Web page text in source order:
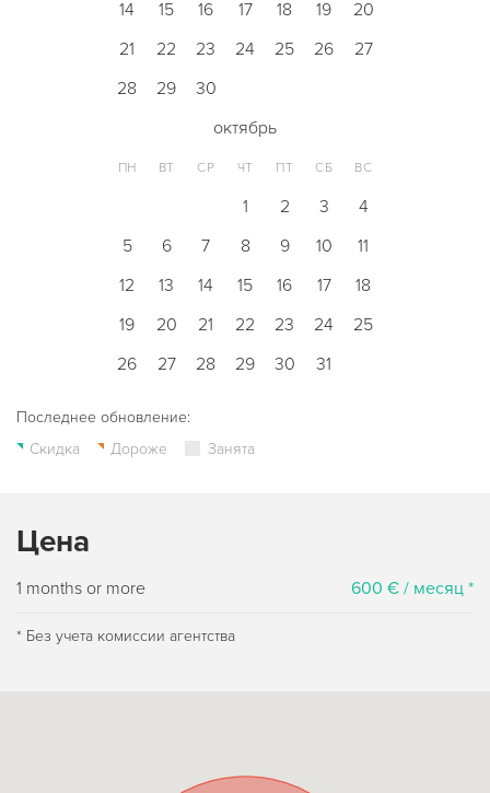
14 15 16 17 18 19
20
21
22 23 24 25 26
27
28
29
30
октябрь
ПН ВТ СР ЧТ ПТ СБ ВС
1 2 3
4
5
6 7 8 9 10
11
12
13 14 15 16 17
18
19
20 21 22 23 24
25
26
27 28 29 30 31
Последнее обновление:
Скидка
Дороже Занята
Цена
1 months or more 600 € / месяц *
* Без учета комиссии агентства